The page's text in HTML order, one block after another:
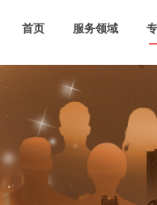
首页 服务领域